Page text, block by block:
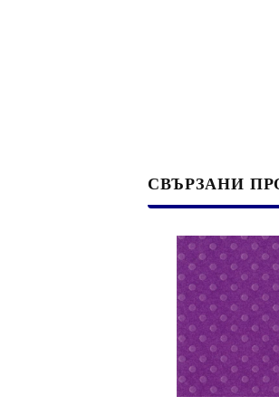
Гумирани листи, пера, шринк
Почистващи средства и
MEMENTO - Dye Ink Japan
VERSACRAFT - За текстил,
VERSAMAGIC - Chalk ink,
Тебеширено мастило
BRILLIANCE - Пигментно
СВЪРЗАНИ